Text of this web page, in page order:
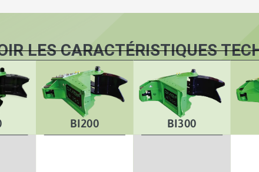
LES CARACTÉRISTIQUES
BI200 BI300